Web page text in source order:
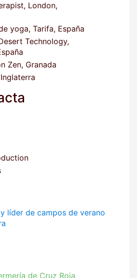
London,
yoga, Tarifa, España
Technology,
Zen, Granada
líder de campos de verano
de Cruz Roja